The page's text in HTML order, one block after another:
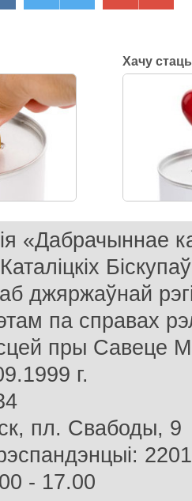
Хачу
«Дабрачыннае
джяржаўнай
па справах
пры Савеце
г.
пл. Свабоды, 9
- 17.00